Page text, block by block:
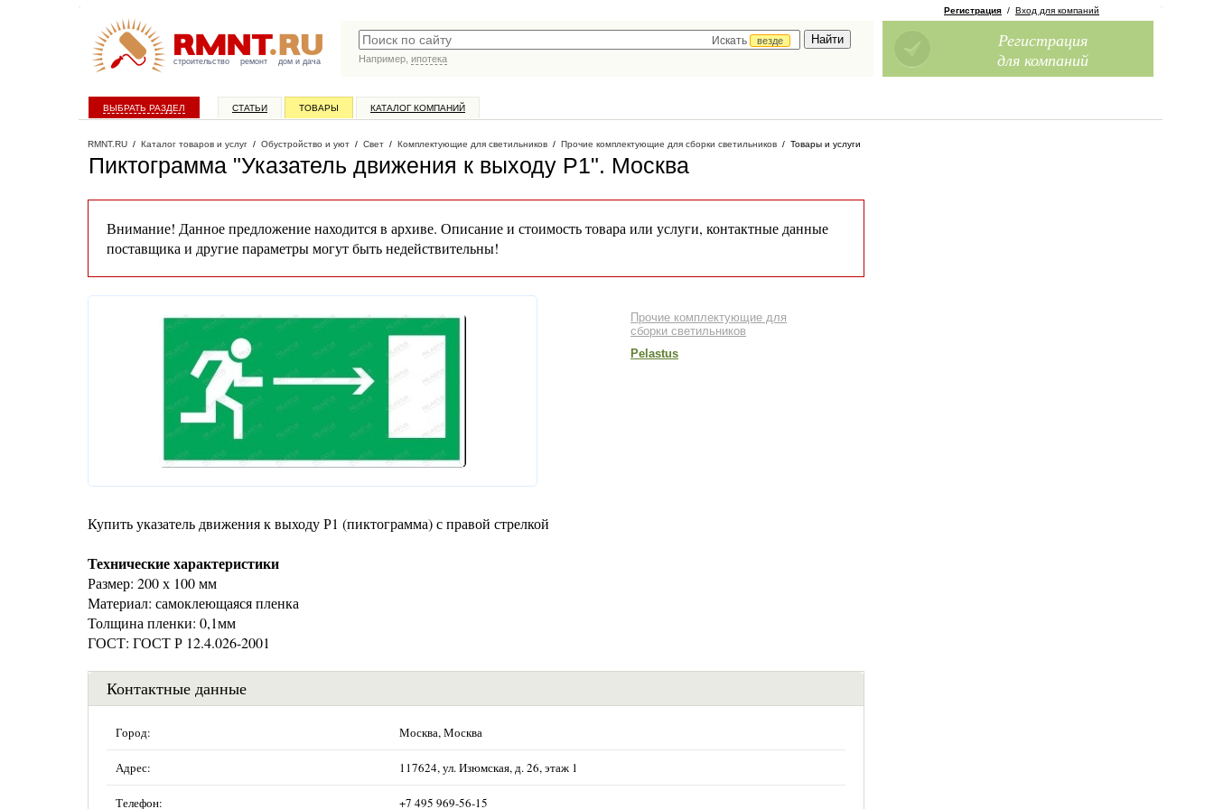
строительство ремонт дом и дача
Искать
везде
Например, ипотека
Регистрация / Вход для компаний
Регистрация
для компаний
ВЫБРАТЬ РАЗДЕЛ СТАТЬИ ТОВАРЫ КАТАЛОГ КОМПАНИЙ
RMNT.RU / Каталог товаров и услуг / Обустройство и уют / Свет / Комплектующие для светильников / Прочие комплектующие для сборки светильников / Товары и услуги
Пиктограмма "Указатель движения к выходу Р1". Москва
Внимание! Данное предложение находится в архиве. Описание и стоимость товара или услуги, контактные данные
поставщика и другие параметры могут быть недействительны!
Прочие комплектующие для
сборки светильников
Pelastus
Купить указатель движения к выходу Р1 (пиктограмма) с правой стрелкой
Технические характеристики
Размер: 200 х 100 мм
Материал: самоклеющаяся пленка
Толщина пленки: 0,1мм
ГОСТ: ГОСТ Р 12.4.026-2001
Контактные данные
Город: Москва, Москва
Адрес: 117624, ул. Изюмская, д. 26, этаж 1
Телефон: +7 495 969-56-15